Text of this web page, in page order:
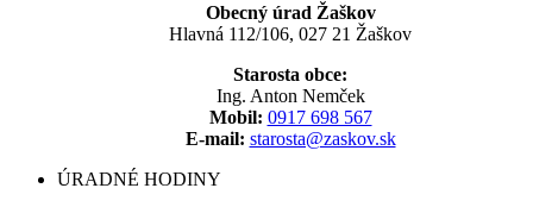
Obecný úrad Žaškov
Hlavná 112/106, 027 21 Žaškov
Starosta obce:
Ing. Anton Nemček
Mobil: 0917 698 567
E-mail: starosta@zaskov.sk
ÚRADNÉ HODINY